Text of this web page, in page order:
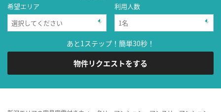
希望エリア
利用人数
あと1ステップ！簡単30秒！
物件リクエストをする